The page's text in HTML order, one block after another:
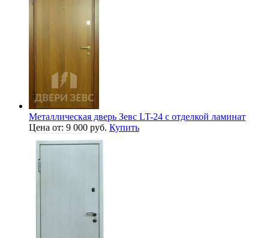
Металлическая дверь Зевс LT-24 с отделкой ламинат
Цена от: 9 000 руб. Купить